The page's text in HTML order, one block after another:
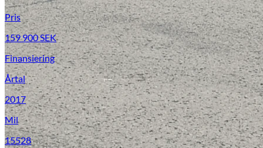
Laga stenskott
Pris
159 900SEK
Finansiering
Årtal
2017
Mil
15528